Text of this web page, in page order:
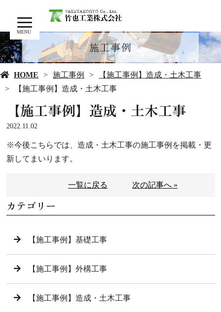
MENU
施工事例
HOME 施工事例
【施工事例】造成・土木工事
【施工事例】造成・土木工事
【施工事例】造成・土木工事
2022.11.02
※今後こちらでは、造成・土木工事の施工事例を掲載・更
新してまいります。
一覧に戻る 次の記事へ »
カテゴリー
【施工事例】基礎工事
【施工事例】外構工事
【施工事例】造成・土木工事